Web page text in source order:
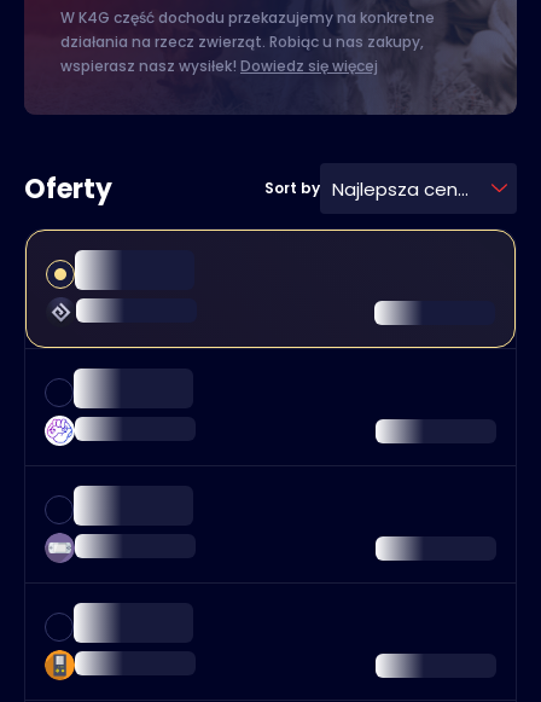
W K4G część dochodu przekazujemy na konkretne
działania na rzecz zwierząt. Robiąc u nas zakupy,
wspierasz nasz wysiłek! Dowiedz się więcej
Oferty Sort by Najlepsza cena